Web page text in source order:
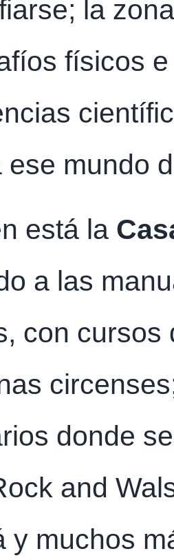
la
físicos
ese mundo
está la
a las
con cursos
donde
and
y muchos